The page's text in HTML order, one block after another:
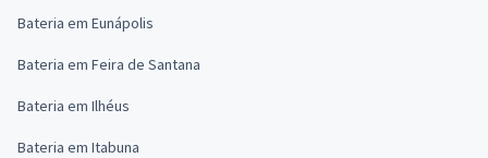
Bateria em Eunápolis
Bateria em Feira de Santana
Bateria em Ilhéus
Bateria em Itabuna